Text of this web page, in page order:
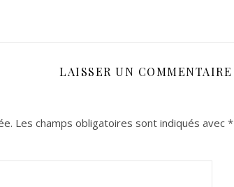
LAISSER UN COMMENTAIRE
Les champs obligatoires sont indiqués avec *